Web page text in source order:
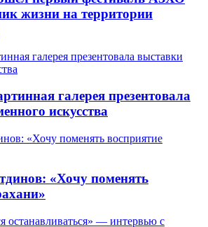
жизни на территории
галерея презентовала
искусства
«Хочу поменять